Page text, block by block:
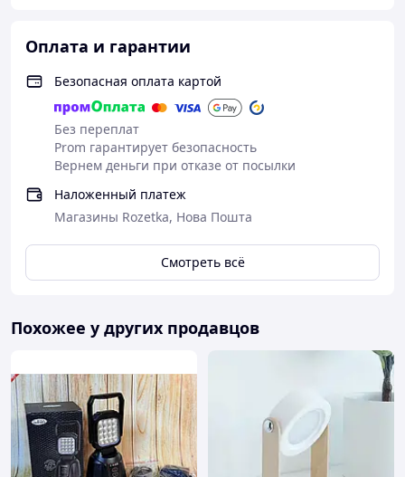
Оплата и гарантии
Безопасная оплата картой
Без переплат
Prom гарантирует безопасность
Вернем деньги при отказе от посылки
Наложенный платеж
Магазины Rozetka, Нова Пошта
Смотреть всё
Похожее у других продавцов